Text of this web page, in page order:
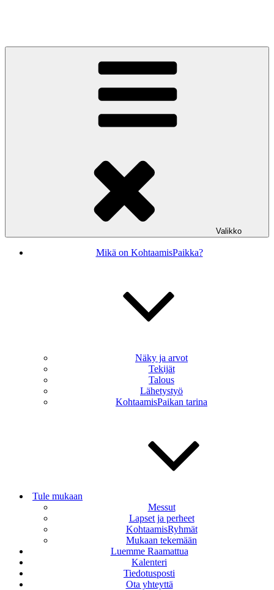
Valikko
Mikä on KohtaamisPaikka?
Näky ja arvot
Tekijät
Talous
Lähetystyö
KohtaamisPaikan tarina
Tule mukaan
Messut
Lapset ja perheet
KohtaamisRyhmät
Mukaan tekemään
Luemme Raamattua
Kalenteri
Tiedotusposti
Ota yhteyttä